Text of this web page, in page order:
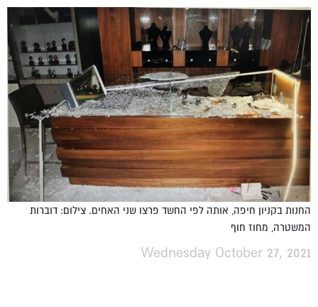
החנות בקניון חיפה, אותה לפי החשד פרצו שני האחים. צילום: דוברות
המשטרה, מחוז חוף
Wednesday October 27, 2021